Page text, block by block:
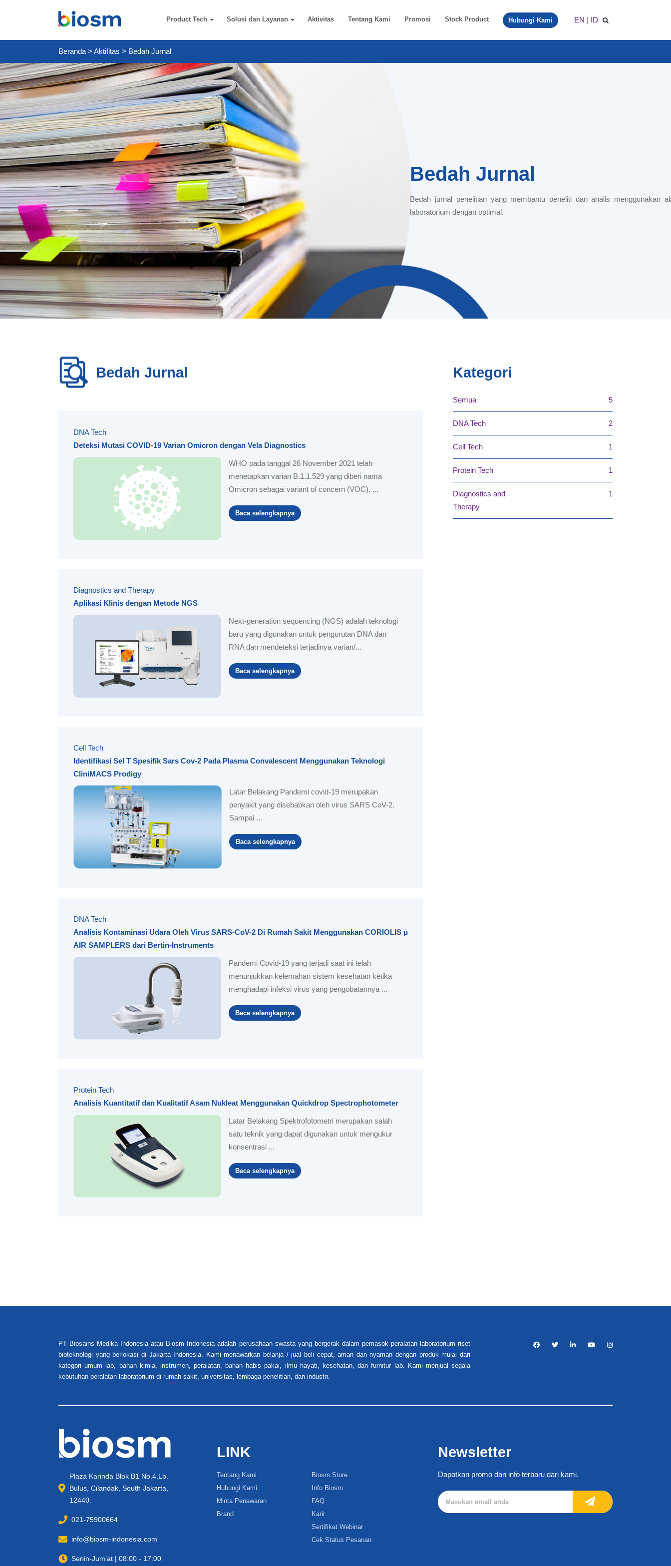
Product Tech Solusi dan Layanan Aktivitas Tentang Kami Promosi Stock Product Hubungi Kami EN | ID
Beranda > Aktifitas > Bedah Jurnal
Bedah Jurnal
Bedah jurnal penelitian yang membantu peneliti dan analis menggunakan
laboratorium dengan optimal.
Bedah Jurnal
DNA Tech
Deteksi Mutasi COVID-19 Varian Omicron dengan Vela Diagnostics
WHO pada tanggal 26 November 2021 telah
menetapkan varian B.1.1.529 yang diberi nama
Omicron sebagai variant of concern (VOC). ...
Baca selengkapnya
Diagnostics and Therapy
Aplikasi Klinis dengan Metode NGS
Next-generation sequencing (NGS) adalah teknologi
baru yang digunakan untuk pengurutan DNA dan
RNA dan mendeteksi terjadinya varian/...
Baca selengkapnya
Cell Tech
Identiﬁkasi Sel T Spesiﬁk Sars Cov-2 Pada Plasma Convalescent Menggunakan Teknologi
CliniMACS Prodigy
Latar Belakang Pandemi covid-19 merupakan
penyakit yang disebabkan oleh virus SARS CoV-2.
Sampai ...
Baca selengkapnya
DNA Tech
Analisis Kontaminasi Udara Oleh Virus SARS-CoV-2 Di Rumah Sakit Menggunakan CORIOLIS μ
AIR SAMPLERS dari Bertin-Instruments
Pandemi Covid-19 yang terjadi saat ini telah
menunjukkan kelemahan sistem kesehatan ketika
menghadapi infeksi virus yang pengobatannya ...
Baca selengkapnya
Protein Tech
Analisis Kuantitatif dan Kualitatif Asam Nukleat Menggunakan Quickdrop Spectrophotometer
Latar Belakang Spektrofotometri merupakan salah
satu teknik yang dapat digunakan untuk mengukur
konsentrasi ...
Baca selengkapnya
Kategori
Semua 5
DNA Tech 2
Cell Tech 1
Protein Tech 1
Diagnostics and
Therapy
1
PT Biosains Medika Indonesia atau Biosm Indonesia adalah perusahaan swasta yang bergerak dalam pemasok peralatan laboratorium riset
bioteknologi yang berlokasi di Jakarta Indonesia. Kami menawarkan belanja / jual beli cepat, aman dan nyaman dengan produk mulai dari
kategori umum lab, bahan kimia, instrumen, peralatan, bahan habis pakai, ilmu hayati, kesehatan, dan furnitur lab. Kami menjual segala
kebutuhan peralatan laboratorium di rumah sakit, universitas, lembaga penelitian, dan industri.
Plaza Karinda Blok B1 No.4,Lb.
Bulus, Cilandak, South Jakarta,
12440.
021-75900664
info@biosm-indonesia.com
Senin-Jum’at | 08:00 - 17:00
LINK
Tentang Kami
Hubungi Kami
Minta Penawaran
Brand
Biosm Store
Info Biosm
FAQ
Karir
Sertifikat Webinar
Cek Status Pesanan
Newsletter
Dapatkan promo dan info terbaru dari kami.